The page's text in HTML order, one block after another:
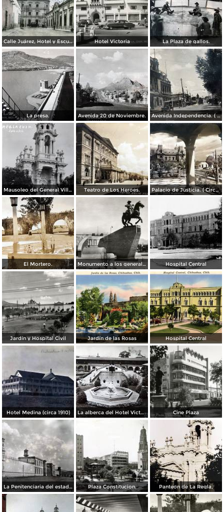
Calle Juárez, Hotel y Escuela Oficial No. 136 Hotel Victoria La Plaza de gallos.
La presa. Avenida 20 de Noviembre. Avenida Independencia. ( Circulada el 12 de Abril de 1929 ).
Mausoleo del General Villa en el panteon de La Regla ( Circulada el 11 de Junio de 1921 ). Teatro de Los Heroes. Palacio de Justicia. ( Circulada el 1 deDiciembre de 1946 ).
El Mortero. Monumento a los generales de la División del Norte Hospital Central
Jardín y Hospital Civil Jardín de las Rosas Hospital Central
Hotel Medina (circa 1910) La alberca del Hotel Victoria. Cine Plaza
La Penitenciaria del estado. Plaza Constitucion. Panteon de La Regla,